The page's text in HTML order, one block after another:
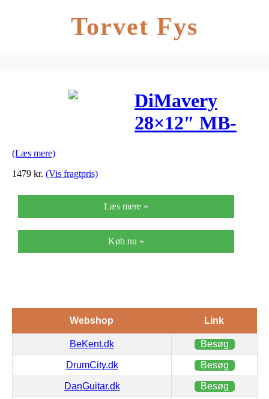
Torvet Fys
DiMavery
28×12″ MB-
(Læs mere)
1479 kr. (Vis fragtpris)
Læs mere »
Køb nu »
Webshop Link
BeKent.dk Besøg
DrumCity.dk Besøg
DanGuitar.dk Besøg